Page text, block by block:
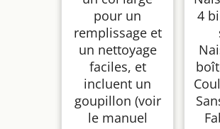
pour un
remplissage et
un nettoyage
faciles, et
incluent un
goupillon (voir
le manuel
4